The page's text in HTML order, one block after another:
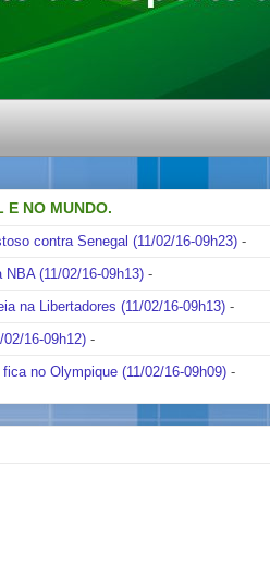
E NO MUNDO.
contra Senegal (11/02/16-09h23) -
(11/02/16-09h13) -
na Libertadores (11/02/16-09h13) -
16-09h12) -
no Olympique (11/02/16-09h09) -